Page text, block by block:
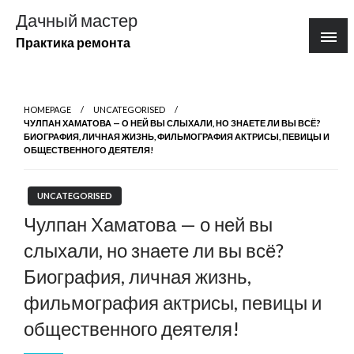
содержимому
Дачный мастер
Практика ремонта
HOMEPAGE
UNCATEGORISED
ЧУЛПАН ХАМАТОВА — О НЕЙ ВЫ СЛЫХАЛИ, НО ЗНАЕТЕ ЛИ ВЫ ВСЁ?
БИОГРАФИЯ, ЛИЧНАЯ ЖИЗНЬ, ФИЛЬМОГРАФИЯ АКТРИСЫ, ПЕВИЦЫ И
ОБЩЕСТВЕННОГО ДЕЯТЕЛЯ!
UNCATEGORISED
Чулпан Хаматова — о ней вы
слыхали, но знаете ли вы всё?
Биография, личная жизнь,
фильмография актрисы, певицы и
общественного деятеля!